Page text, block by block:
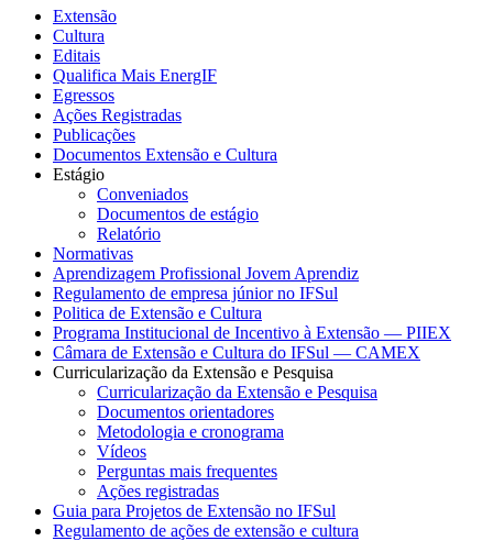
Extensão
Cultura
Editais
Qualifica Mais EnergIF
Egressos
Ações Registradas
Publicações
Documentos Extensão e Cultura
Estágio
Conveniados
Documentos de estágio
Relatório
Normativas
Aprendizagem Profissional Jovem Aprendiz
Regulamento de empresa júnior no IFSul
Politica de Extensão e Cultura
Programa Institucional de Incentivo à Extensão — PIIEX
Câmara de Extensão e Cultura do IFSul — CAMEX
Curricularização da Extensão e Pesquisa
Curricularização da Extensão e Pesquisa
Documentos orientadores
Metodologia e cronograma
Vídeos
Perguntas mais frequentes
Ações registradas
Guia para Projetos de Extensão no IFSul
Regulamento de ações de extensão e cultura